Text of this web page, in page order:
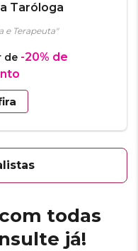
Taróloga
e Terapeuta"
de -20% de
todas
já!